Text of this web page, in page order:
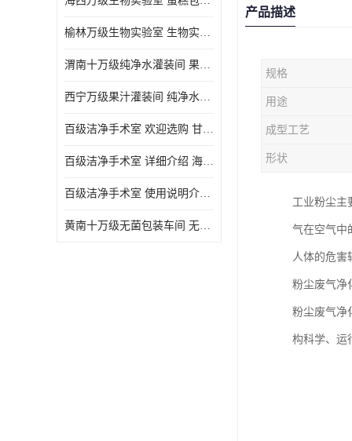
榆林万级生物实验室 生物实验室 欢迎选购
渭南十万级纯净水灌装间 果汁灌装间 使用说明介绍
西宁万级果汁灌装间 纯净水灌装间 详细介绍
百级洁净手术室 欢迎选购 甘肃百级洁净手术室报价表
百级洁净手术室 详细介绍 海东百级洁净手术室报价单
百级洁净手术室 使用说明介绍 青海百级洁净手术室电话
黄南十万级无菌包装车间 无菌室 使用说明介绍
产品描述
规格
用途
成型工艺
形状
工业粉尘主
气在空气中
人体的危害
粉尘废气净
粉尘废气净
构科学、运